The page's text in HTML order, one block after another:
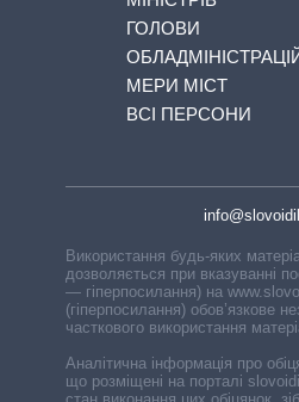
ГОЛОВИ
МЕРИ МІСТ
ВСІ ПЕРСОНИ
Використання будь-яких
дозволяється при вказуванні
— гіперпосилання) на
(гіперпосилання) обов’язкове
часткового використання
Аналітична інформація про
що розміщені на порталі